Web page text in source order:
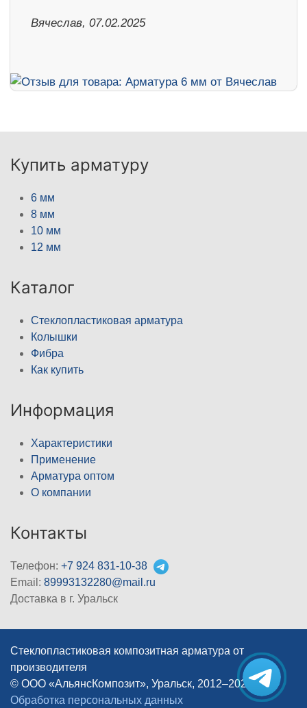
Вячеслав, 07.02.2025
Купить арматуру
6 мм
8 мм
10 мм
12 мм
Каталог
Стеклопластиковая арматура
Колышки
Фибра
Как купить
Информация
Характеристики
Применение
Арматура оптом
О компании
Контакты
Телефон: +7 924 831-10-38
Email: 89993132280@mail.ru
Доставка в г. Уральск
Стеклопластиковая композитная арматура от
производителя
© ООО «АльянсКомпозит», Уральск, 2012–2026 |
Обработка персональных данных